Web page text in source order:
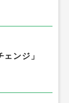
ンジ」